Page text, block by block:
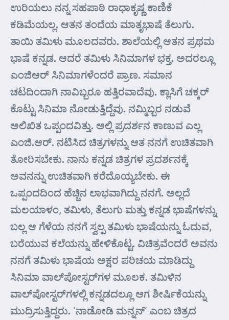
ಉರಿಯಲು ನನ್ನ ಸಹಪಾಠಿ ರಾಧಾಕೃಷ್ಣ ಕಾಣಿಕೆ
ಕಡಿಮೆಯಲ್ಲ. ಆತನ ತಂದೆಯ ಮಾತೃಭಾಷೆ ತೆಲುಗು.
ತಾಯಿ ತಮಿಳು ಮೂಲದವರು. ಶಾಲೆಯಲ್ಲಿ ಆತನ ಪ್ರಥಮ
ಭಾಷೆ ಕನ್ನಡ. ಆದರೆ ತಮಿಳು ಸಿನಿಮಾಗಳ ಭಕ್ತ. ಅದರಲ್ಲೂ
ಎಂಜಿ‌ಆರ್ ಸಿನಿಮಾಗಳೆಂದರೆ ಪ್ರಾಣ. ಸಮಾನ
ಚಟದಿಂದಾಗಿ ನಾವಿಬ್ಬರೂ ಹತ್ತಿರವಾದೆವು. ಕ್ಲಾಸಿಗೆ ಚಕ್ಕರ್
ಕೊಟ್ಟು ಸಿನಿಮಾ ನೋಡುತ್ತಿದ್ದೆವು. ನಮ್ಮಿಬ್ಬರ ನಡುವೆ
ಅಲಿಖಿತ ಒಪ್ಪಂದವಿತ್ತು. ಅಲ್ಲಿ ಪ್ರದರ್ಶನ ಕಾಣುವ ಎಲ್ಲ
ಎಂಜಿ.ಆರ್. ನಟಿಸಿದ ಚಿತ್ರಗಳನ್ನು ಆತ ನನಗೆ ಉಚಿತವಾಗಿ
ತೋರಿಸಬೇಕು. ನಾನು ಕನ್ನಡ ಚಿತ್ರಗಳ ಪ್ರದರ್ಶನಕ್ಕೆ
ಅವನನ್ನು ಉಚಿತವಾಗಿ ಕರೆದೊಯ್ಯಬೇಕು. ಈ
ಒಪ್ಪಂದದಿಂದ ಹೆಚ್ಚಿನ ಲಾಭವಾಗಿದ್ದು ನನಗೆ. ಅಲ್ಲದೆ
ಮಲಯಾಳಂ, ತಮಿಳು, ತೆಲುಗು ಮತ್ತು ಕನ್ನಡ ಭಾಷೆಗಳನ್ನು
ಬಲ್ಲ ಆ ಗೆಳೆಯ ನನಗೆ ಸ್ವಲ್ಪ ತಮಿಳು ಭಾಷೆಯನ್ನು ಓದುವ,
ಬರೆಯುವ ಕಲೆಯನ್ನು ಹೇಳಿಕೊಟ್ಟ. ವಿಚಿತ್ರವೆಂದರೆ ಅವನು
ನನಗೆ ತಮಿಳು ಭಾಷೆಯ ಅಕ್ಷರ ಪರಿಚಯ ಮಾಡಿದ್ದು
ಸಿನಿಮಾ ವಾಲ್‌ಪೋಸ್ಟರ್‌ಗಳ ಮೂಲಕ. ತಮಿಳಿನ
ವಾಲ್‌ಪೋಸ್ಟರ್‌ಗಳಲ್ಲಿ ಕನ್ನಡದಲ್ಲೂ ಆಗ ಶೀರ್ಷಿಕೆಯನ್ನು
ಮುದ್ರಿಸುತ್ತಿದ್ದರು. ‘ನಾಡೋಡಿ ಮನ್ನನ್’ ಎಂಬ ಚಿತ್ರದ